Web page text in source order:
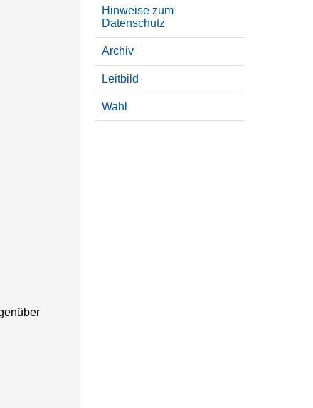
Hinweise zum
Datenschutz
Archiv
Leitbild
Wahl